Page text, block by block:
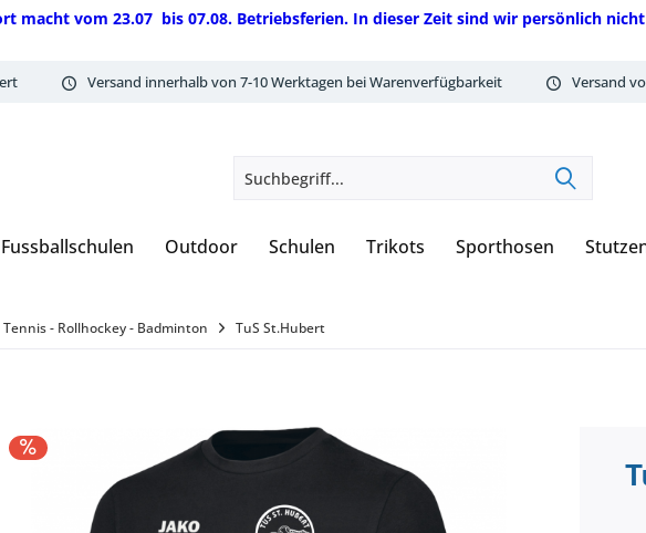
macht vom 23.07 bis 07.08. Betriebsferien. In dieser Zeit sind wir persönlich
Versand innerhalb von 7-10 Werktagen bei Warenverfügbarkeit Versand
Fussballschulen Outdoor Schulen Trikots Sporthosen
Tennis - Rollhockey - Badminton TuS St.Hubert